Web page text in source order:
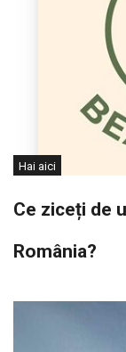
Hai aici
Ce ziceți de
România?